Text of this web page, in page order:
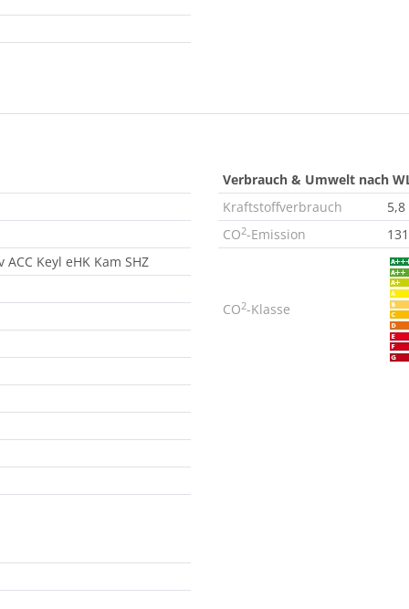
ACC Keyl eHK Kam SHZ
Verbrauch & Umwelt nach
Kraftstoffverbrauch
CO2-Emission
CO2-Klasse